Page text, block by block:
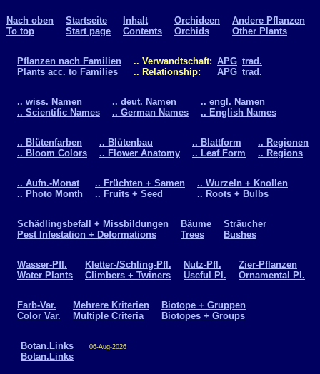
Nach oben
To top
Startseite
Start page
Inhalt
Contents
Orchideen
Orchids
Andere Pflanzen
Other Plants
Pflanzen nach Familien
Plants acc. to Families
.. Verwandtschaft:
.. Relationship:
APG
APG
trad.
trad.
.. wiss. Namen
.. Scientific Names
.. deut. Namen
.. German Names
.. engl. Namen
.. English Names
.. Blütenfarben
.. Bloom Colors
.. Blütenbau
.. Flower Anatomy
.. Blattform
.. Leaf Form
.. Regionen
.. Regions
.. Aufn.-Monat
.. Photo Month
.. Früchten + Samen
.. Fruits + Seed
.. Wurzeln + Knollen
.. Roots + Bulbs
Schädlingsbefall + Missbildungen
Pest Infestation + Deformations
Bäume
Trees
Sträucher
Bushes
Wasser-Pfl.
Water Plants
Kletter-/Schling-Pfl.
Climbers + Twiners
Nutz-Pfl.
Useful Pl.
Zier-Pflanzen
Ornamental Pl.
Farb-Var.
Color Var.
Mehrere Kriterien
Multiple Criteria
Biotope + Gruppen
Biotopes + Groups
Botan.Links
Botan.Links
06-Aug-2026